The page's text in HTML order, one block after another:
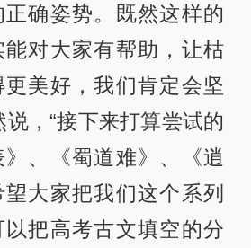
确姿势。既然这样的
对大家有帮助，让枯
美好，我们肯定会坚
说，“接下来打算尝试的
、《蜀道难》、《逍
大家把我们这个系列
把高考古文填空的分